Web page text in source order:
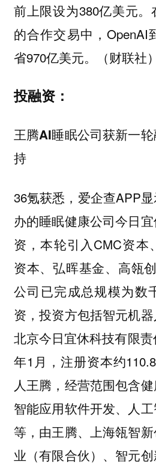
前上限设为380亿美元
的合作交易中，OpenAI
省970亿美元。（财联社）
投融资：
王腾AI睡眠公司获新一
持
36氪获悉，爱企查APP
办的睡眠健康公司今日
资，本轮引入CMC资本
资本、弘晖基金、高瓴
公司已完成总规模为数
资，投资方包括智元机器
北京今日宜休科技有限
年1月，注册资本约
人王腾，经营范围包含
智能应用软件开发、人
等，由王腾、上海瓴智
业（有限合伙）、智元